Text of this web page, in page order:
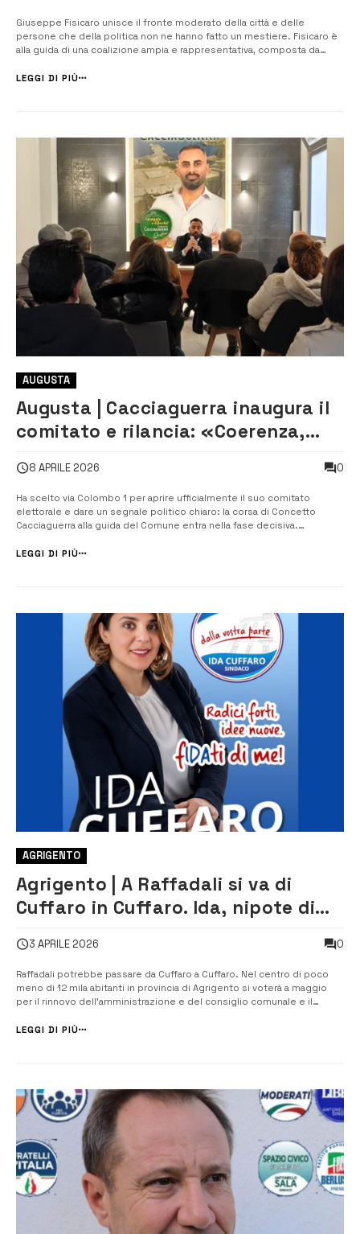
Giuseppe Fisicaro unisce il fronte moderato della città e delle
persone che della politica non ne hanno fatto un mestiere. Fisicaro è
alla guida di una coalizione ampia e rappresentativa, composta da
con l’obiettivo di dare voce alla società civile e a chi, […]
LEGGI DI PIÙ
AUGUSTA
Augusta | Cacciaguerra inaugura il
comitato e rilancia: «Coerenza,
8 APRILE 2026 0
Ha scelto via Colombo 1 per aprire ufficialmente il suo comitato
elettorale e dare un segnale politico chiaro: la corsa di Concetto
Cacciaguerra alla guida del Comune entra nella fase decisiva.
l’occasione per tracciare un bilancio del lavoro svolto e, soprattutto,
LEGGI DI PIÙ
AGRIGENTO
Agrigento | A Raffadali si va di
Cuffaro in Cuffaro. Ida, nipote di
3 APRILE 2026 0
Raffadali potrebbe passare da Cuffaro a Cuffaro. Nel centro di poco
meno di 12 mila abitanti in provincia di Agrigento si voterà a maggio
per il rinnovo dell’amministrazione e del consiglio comunale e il
guida della città. Parliamo di Silvio Cuffaro, fratello maggiore di
LEGGI DI PIÙ